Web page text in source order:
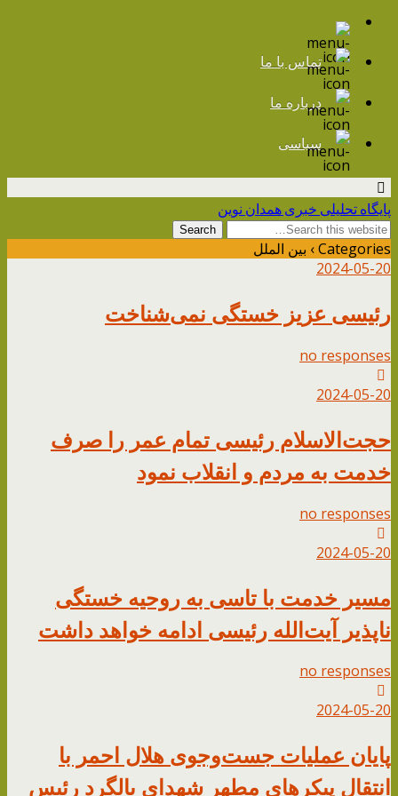
تماس با ما
درباره ما
سیاسی
پایگاه تحلیلی خبری همدان نوین
Categories ›
بین الملل
2024-05-20
رئیسی عزیز خستگی نمی‌شناخت
no responses
2024-05-20
حجت‌الاسلام رئیسی تمام عمر را صرف
خدمت به مردم و انقلاب نمود
no responses
2024-05-20
مسیر خدمت با تاسی به روحیه خستگی
ناپذیر آیت‌الله رئیسی ادامه خواهد داشت
no responses
2024-05-20
پایان عملیات جست‌وجوی هلال احمر با
انتقال پیکرهای مطهر شهدای بالگرد رئیس